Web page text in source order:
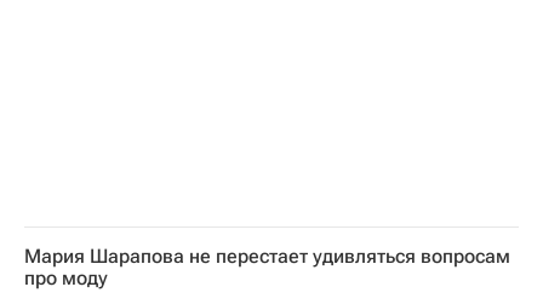
Мария Шарапова не перестает удивляться вопросам
про моду